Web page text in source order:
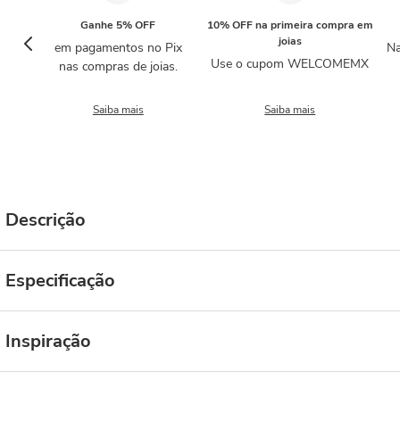
Ganhe 5% OFF
em pagamentos no Pix
nas compras de joias.
Saiba mais
10% OFF na primeira compra em
joias
Use o cupom WELCOMEMX
Saiba mais
Descrição
Especificação
Inspiração